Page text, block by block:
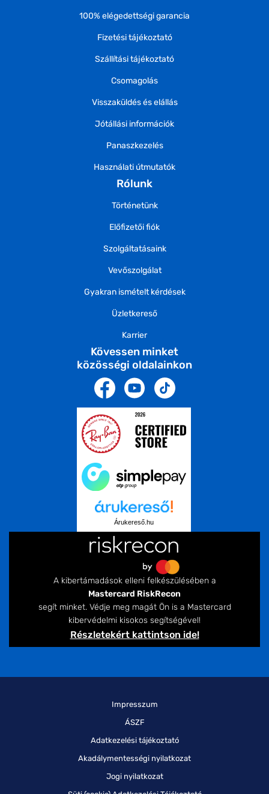
100% elégedettségi garancia
Fizetési tájékoztató
Szállítási tájékoztató
Csomagolás
Visszaküldés és elállás
Jótállási információk
Panaszkezelés
Használati útmutatók
Rólunk
Történetünk
Előfizetői fiók
Szolgáltatásaink
Vevőszolgálat
Gyakran ismételt kérdések
Üzletkereső
Karrier
Kövessen minket
közösségi oldalainkon
Árukereső.hu
A kibertámadások elleni felkészülésében a
Mastercard RiskRecon
segít minket. Védje meg magát Ön is a Mastercard
kibervédelmi kisokos segítségével!
Részletekért kattintson ide!
Impresszum
ÁSZF
Adatkezelési tájékoztató
Akadálymentességi nyilatkozat
Jogi nyilatkozat